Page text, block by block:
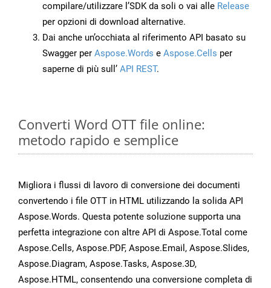
compilare/utilizzare l’SDK da soli o vai alle Release
per opzioni di download alternative.
Dai anche un’occhiata al riferimento API basato su
Swagger per Aspose.Words e Aspose.Cells per
saperne di più sull’ API REST.
Converti Word OTT file online:
metodo rapido e semplice
Migliora i flussi di lavoro di conversione dei documenti
convertendo i file OTT in HTML utilizzando la solida API
Aspose.Words. Questa potente soluzione supporta una
perfetta integrazione con altre API di Aspose.Total come
Aspose.Cells, Aspose.PDF, Aspose.Email, Aspose.Slides,
Aspose.Diagram, Aspose.Tasks, Aspose.3D,
Aspose.HTML, consentendo una conversione completa di